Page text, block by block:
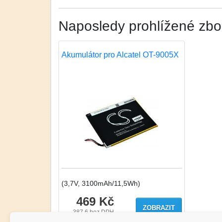
Naposledy prohlížené
Akumulátor pro Alcatel OT-9005X
(3,7V, 3100mAh/11,5Wh)
469 Kč
387.6 bez DPH
ZOBRAZIT